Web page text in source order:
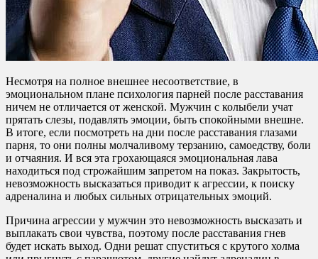
Несмотря на полное внешнее несоответствие, в
эмоциональном плане психология парней после расставания
ничем не отличается от женской. Мужчин с колыбели учат
прятать слезы, подавлять эмоции, быть спокойными внешне.
В итоге, если посмотреть на дни после расставания глазами
парня, то они полны молчаливому терзанию, самоедству, боли
и отчаяния. И вся эта грохающаяся эмоциональная лава
находиться под строжайшим запретом на показ. Закрытость,
невозможность высказаться приводит к агрессии, к поиску
адреналина и любых сильных отрицательных эмоций.
Причина агрессии у мужчин это невозможность высказать и
выплакать свои чувства, поэтому после расставания гнев
будет искать выход. Одни решат спуститься с крутого холма